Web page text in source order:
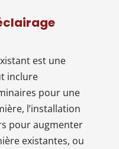
est une
inclure
pour une
l’installation
pour augmenter
existantes, ou